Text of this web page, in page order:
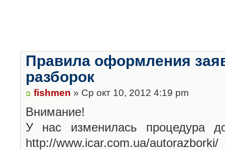
Правила оформления
разборок
fishmen » Ср окт 10, 2012 4:19 pm
Внимание!
У нас изменилась процедура
http://www.icar.com.ua/autorazborki/